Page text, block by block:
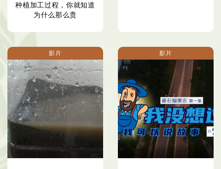
种植加工过程，你就知道
为什么那么贵
影片 影片